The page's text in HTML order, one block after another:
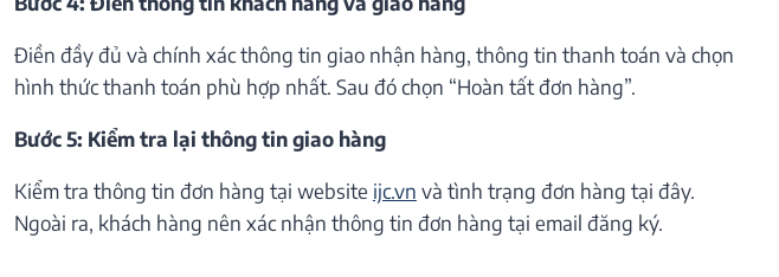
Điền đầy đủ và chính xác thông tin giao nhận hàng, thông tin thanh toán và chọn
hình thức thanh toán phù hợp nhất. Sau đó chọn “Hoàn tất đơn hàng”.
Bước 5: Kiểm tra lại thông tin giao hàng
Kiểm tra thông tin đơn hàng tại website ijc.vn và tình trạng đơn hàng tại đây.
Ngoài ra, khách hàng nên xác nhận thông tin đơn hàng tại email đăng ký.